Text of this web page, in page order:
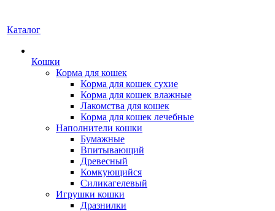
Каталог
Кошки
Корма для кошек
Корма для кошек сухие
Корма для кошек влажные
Лакомства для кошек
Корма для кошек лечебные
Наполнители кошки
Бумажные
Впитывающий
Древесный
Комкующийся
Силикагелевый
Игрушки кошки
Дразнилки